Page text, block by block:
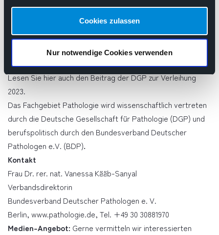
Cookies zulassen
Nur notwendige Cookies verwenden
und Patienten vereint.“ Zuletzt wurde 2017 mit Prof.
Ferdinand Hofstätter ein weiterer BDP-Vizepräsident mit
der alle 2 Jahre verliehenen Rudolf-Virchow-Medaille für
seine besonderen Verdienste um die Weiterentwicklung der
Pathologie ausgezeichnet.
Lesen Siehierauch den Beitrag der DGP zur Verleihung
2023.
Das Fachgebiet Pathologie wird wissenschaftlich vertreten
durch die Deutsche Gesellschaft für Pathologie (DGP) und
berufspolitisch durch den Bundesverband Deutscher
Pathologen e.V. (BDP).
Kontakt
Frau Dr. rer. nat. Vanessa Kääb-Sanyal
Verbandsdirektorin
Bundesverband Deutscher Pathologen e. V.
Berlin, www.pathologie.de, Tel. +49 30 30881970
Medien-Angebot: Gerne vermitteln wir interessierten